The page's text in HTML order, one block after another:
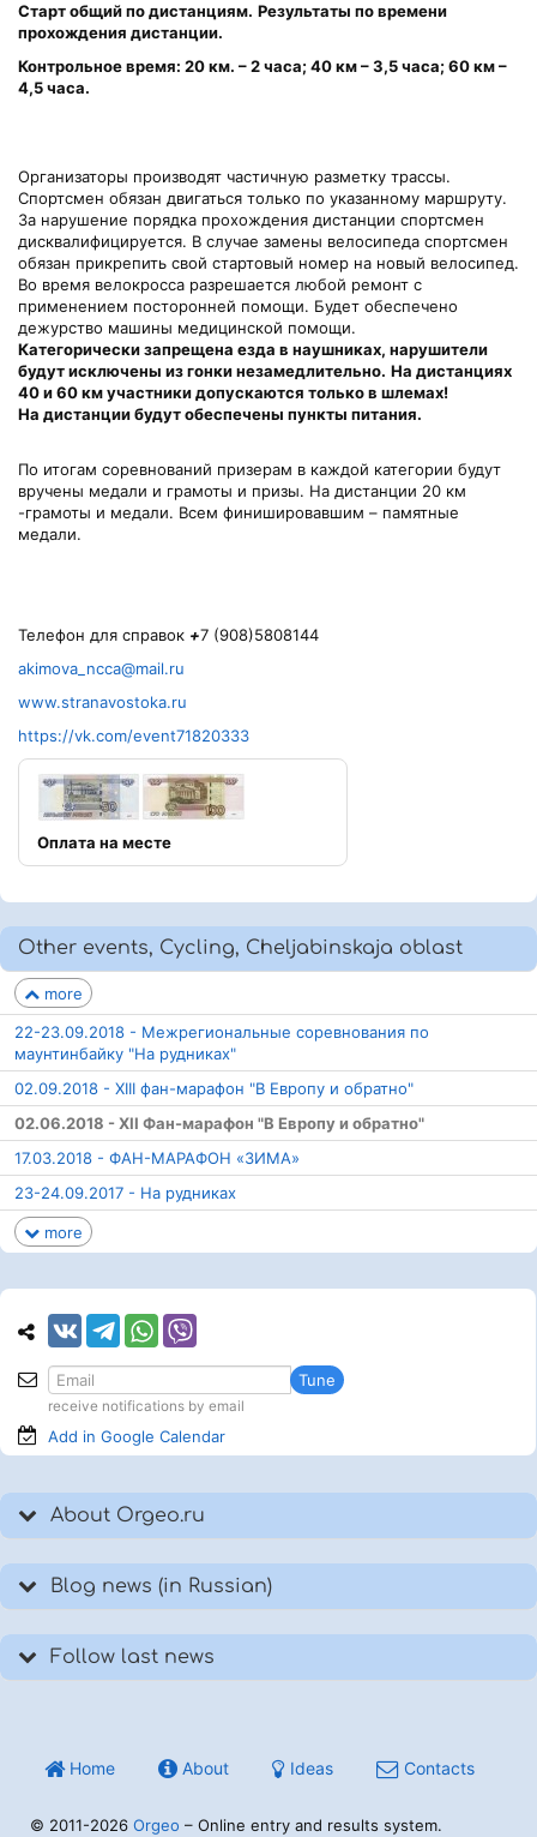
Старт общий по дистанциям. Результаты по времени
прохождения дистанции.
Контрольное время: 20 км. – 2 часа; 40 км – 3,5 часа; 60 км –
4,5 часа.
Организаторы производят частичную разметку трассы.
Спортсмен обязан двигаться только по указанному маршруту.
За нарушение порядка прохождения дистанции спортсмен
дисквалифицируется. В случае замены велосипеда спортсмен
обязан прикрепить свой стартовый номер на новый велосипед.
Во время велокросса разрешается любой ремонт с
применением посторонней помощи. Будет обеспечено
дежурство машины медицинской помощи.
Категорически запрещена езда в наушниках, нарушители
будут исключены из гонки незамедлительно. На дистанциях
40 и 60 км участники допускаются только в шлемах!
На дистанции будут обеспечены пункты питания.
По итогам соревнований призерам в каждой категории будут
вручены медали и грамоты и призы. На дистанции 20 км
-грамоты и медали. Всем финишировавшим – памятные
медали.
Телефон для справок +7 (908)5808144
akimova_ncca@mail.ru
www.stranavostoka.ru
https://vk.com/event71820333
Оплата на месте
Other events, Cycling, Cheljabinskaja oblast
more
22-23.09.2018 - Межрегиональные соревнования по
маунтинбайку "На рудниках"
02.09.2018 - XIII фан-марафон "В Европу и обратно"
02.06.2018 - XII Фан-марафон "В Европу и обратно"
17.03.2018 - ФАН-МАРАФОН «ЗИМА»
23-24.09.2017 - На рудниках
more
Tune
receive notifications by email
Add in Google Calendar
About Orgeo.ru
Blog news (in Russian)
Follow last news
Home About Ideas Contacts
© 2011-2026 Orgeo – Online entry and results system.